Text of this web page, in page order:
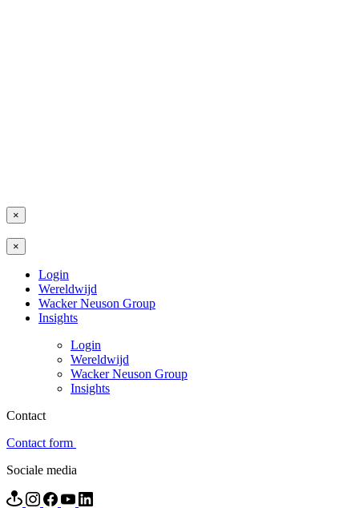
×
×
Login
Wereldwijd
Wacker Neuson Group
Insights
Login
Wereldwijd
Wacker Neuson Group
Insights
Contact
Contact form
Sociale media